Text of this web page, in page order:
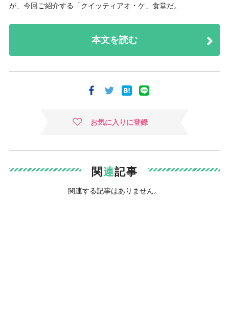
が、今回ご紹介する「クイッティアオ・ケ」食堂だ。
本文を読む
お気に入りに登録
関連記事
関連する記事はありません。